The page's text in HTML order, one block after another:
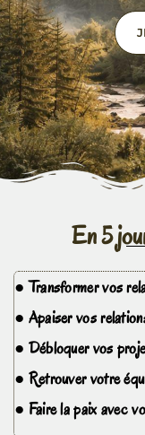
En 5
● Transformer vos
● Apaiser vos
● Débloquer vos
● Retrouver votre
● Faire la paix avec